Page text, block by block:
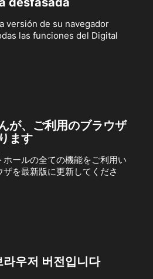
versión de su navegador
las funciones del Digital
が、ご利用のブラウザ
ます
ールの全ての機能をご利用い
を最新版に更新してくださ
우저 버전입니다